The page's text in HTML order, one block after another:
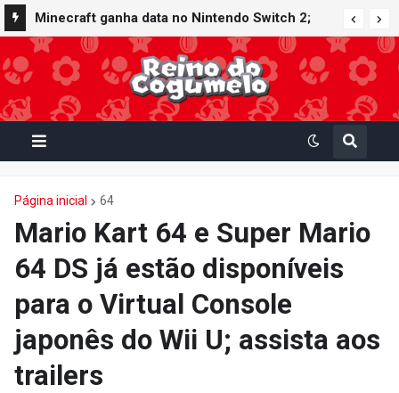
Minecraft ganha data no Nintendo Switch 2;
Super Mario Mash-Up receberá atualização
gráfica exclusiva
Página inicial 64
Mario Kart 64 e Super Mario
64 DS já estão disponíveis
para o Virtual Console
japonês do Wii U; assista aos
trailers